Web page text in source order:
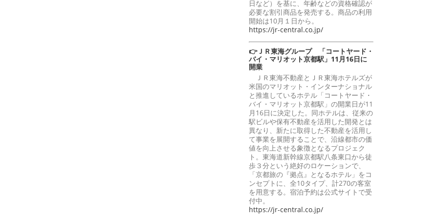
日など）を基に、年齢などの資格確認が
必要な割引商品を発売する。商品の利用
開始は10月１日から。
https://jr-central.co.jp/
👉ＪＲ東海グループ 「コートヤード・
バイ・マリオット京都駅」11月16日に
開業
ＪＲ東海不動産とＪＲ東海ホテルズが
米国のマリオット・インターナショナル
と推進しているホテル「コートヤード・
バイ・マリオット京都駅」の開業日が11
月16日に決定した。同ホテルは、従来の
駅ビルや保有不動産を活用した開発とは
異なり、新たに取得した不動産を活用し
て事業を展開することで、沿線都市の価
値を向上させる象徴となるプロジェク
ト。東海道新幹線京都駅八条東口から徒
歩３分という絶好のロケーションで、
「京都旅の『拠点』となるホテル」をコ
ンセプトに、全10タイプ、計270の客室
を用意する。宿泊予約は公式サイトで受
付中。
https://jr-central.co.jp/